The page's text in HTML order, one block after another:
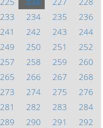
233 234 235
236
241 242 243
244
249 250 251
252
257 258 259
260
265 266 267
268
273 274 275
276
281 282 283
284
289 290 291
292